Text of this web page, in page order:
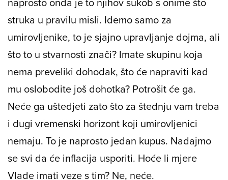
struka u pravilu misli. Idemo samo za
umirovljenike, to je sjajno upravljanje dojma, ali
što to u stvarnosti znači? Imate skupinu koja
nema preveliki dohodak, što će napraviti kad
mu oslobodite još dohotka? Potrošit će ga.
Neće ga uštedjeti zato što za štednju vam treba
i dugi vremenski horizont koji umirovljenici
nemaju. To je naprosto jedan kupus. Nadajmo
se svi da će inflacija usporiti. Hoće li mjere
Vlade imati veze s tim? Ne, neće.